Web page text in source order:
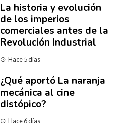
La historia y evolución
de los imperios
comerciales antes de la
Revolución Industrial
Hace 5 días
¿Qué aportó La naranja
mecánica al cine
distópico?
Hace 6 días